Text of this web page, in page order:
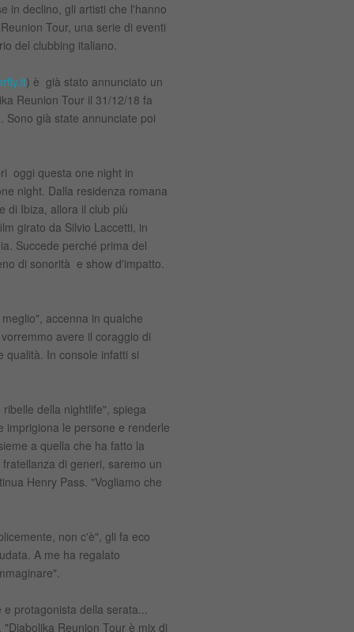
in declino, gli artisti che l'hanno
Tour, una serie di eventi
del clubbing italiano.
) è già stato annunciato un
Reunion Tour il 31/12/18 fa
Sono già state annunciate poi
oggi questa one night in
night. Dalla residenza romana
di Ibiza, allora il club più
girato da Silvio Laccetti, in
Succede perché prima del
di sonorità e show d'impatto.
accenna in qualche
avere il coraggio di
qualità. In console infatti si
della nightlife", spiega
imprigiona le persone e renderle
a quella che ha fatto la
di generi, saremo un
Henry Pass. "Vogliamo che
non c'è", gli fa eco
A me ha regalato
protagonista della serata...
Reunion Tour è mix di